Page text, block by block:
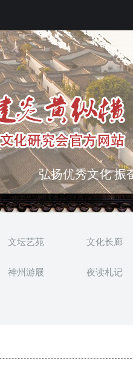
弘扬优秀文化 振
突出海西特色 报
文坛艺苑 文化长廊
神州游屐 夜读札记